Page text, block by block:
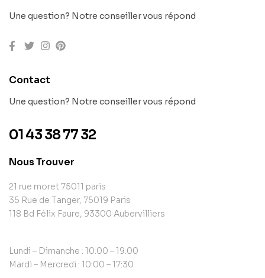
Une question? Notre conseiller vous répond
Contact
Une question? Notre conseiller vous répond
01 43 38 77 32
Nous Trouver
21 rue moret 75011 paris
35 Rue de Tanger, 75019 Paris
118 Bd Félix Faure, 93300 Aubervilliers
Lundi – Dimanche : 10:00 – 19:00
Mardi – Mercredi : 10:00 – 17:30